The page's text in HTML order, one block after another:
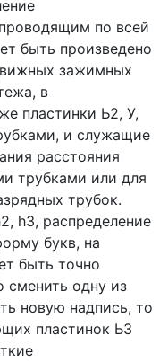
по всей
быть произведено
зажимных
в
пластинки Ь2, У,
и служащие
расстояния
трубками или для
трубок.
h3, распределение
букв, на
быть точно
сменить одну из
новую надпись, то
пластинок Ь3